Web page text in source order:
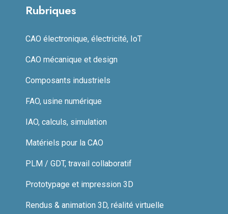
Rubriques
CAO électronique, électricité, IoT
CAO mécanique et design
Composants industriels
FAO, usine numérique
IAO, calculs, simulation
Matériels pour la CAO
PLM / GDT, travail collaboratif
Prototypage et impression 3D
Rendus & animation 3D, réalité virtuelle